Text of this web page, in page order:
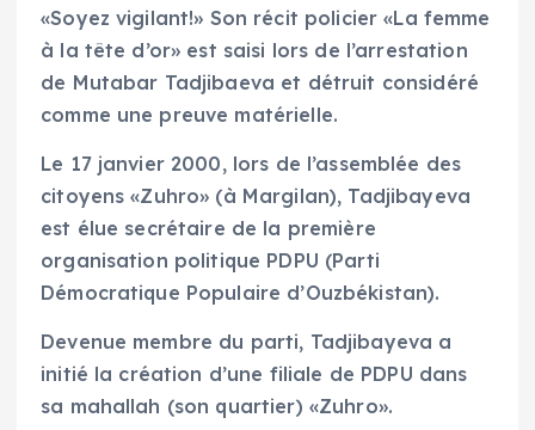
«Soyez vigilant!» Son récit policier «La femme
à la tête d’or» est saisi lors de l’arrestation
de Mutabar Tadjibaeva et détruit considéré
comme une preuve matérielle.
Le 17 janvier 2000, lors de l’assemblée des
citoyens «Zuhro» (à Margilan), Tadjibayeva
est élue secrétaire de la première
organisation politique PDPU (Parti
Démocratique Populaire d’Ouzbékistan).
Devenue membre du parti, Tadjibayeva a
initié la création d’une filiale de PDPU dans
sa mahallah (son quartier) «Zuhro».